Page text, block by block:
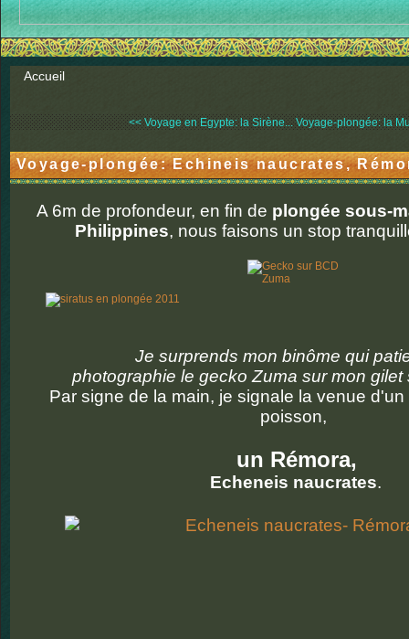
Accueil
<< Voyage en Egypte: la Sirène... Voyage-plongée: la
Voyage-plongée: Echineis naucrates,
A 6m de profondeur, en fin de plongée sous-
Philippines, nous faisons un stop
Je surprends mon binôme qui
photographie le gecko Zuma sur mon gilet
Par signe de la main, je signale la venue
poisson,
un Rémora,
Echeneis naucrates.